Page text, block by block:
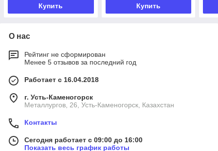
Купить Купить
О нас
Рейтинг не сформирован
Менее 5 отзывов за последний год
Работает с 16.04.2018
г. Усть-Каменогорск
Металлургов, 26, Усть-Каменогорск, Казахстан
Контакты
Сегодня работает с 09:00 до 16:00
Показать весь график работы